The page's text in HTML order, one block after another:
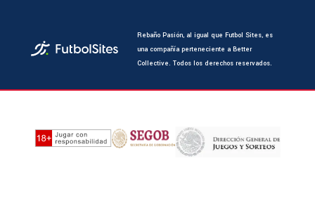
Rebaño Pasión, al igual que Futbol Sites, es
una compañía perteneciente a Better
Collective. Todos los derechos reservados.